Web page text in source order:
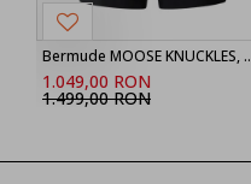
Bermude MOOSE
1.049,00 RON
1.499,00 RON